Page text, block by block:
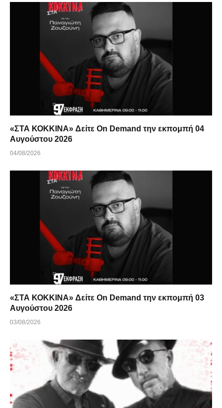
«ΣΤΑ ΚΟΚΚΙΝΑ» Δείτε On Demand την εκπομπή 04
Αυγούστου 2026
04/08/2026
«ΣΤΑ ΚΟΚΚΙΝΑ» Δείτε On Demand την εκπομπή 03
Αυγούστου 2026
03/08/2026